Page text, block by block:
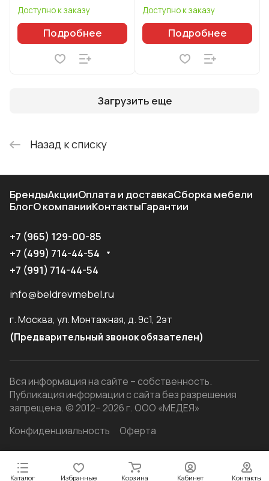
Доступно к заказу
Подробнее
Доступно к заказу
Подробнее
Загрузить еще
Назад к списку
Каталог Избранные Корзина Кабинет Контакты
БрендыАкцииОплата и доставкаСборка мебели
БлогО компанииКонтактыГарантии
+7 (965) 129-00-85
+7 (499) 714-44-54
+7 (991) 714-44-54
info@beldrevmebel.ru
г. Москва, ул. Монтажная, д. 9с1, 2эт
(Предварительный звонок обязателен)
Вся информация на сайте – собственность.
Публикация информации с сайта без разрешения
запрещена. © 2012– 2026 г. ООО «МЕДЕЯ»
Конфиденциальность
Оферта